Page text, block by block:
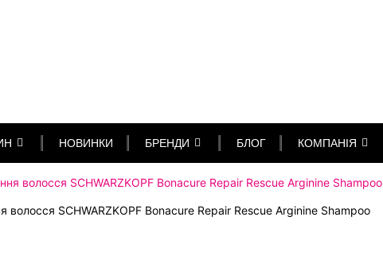
НОВИНКИ БРЕНДИ БЛОГ КОМПАНІЯ
волосся SCHWARZKOPF Bonacure Repair Rescue Arginine Shampoo
волосся SCHWARZKOPF Bonacure Repair Rescue Arginine Shampoo